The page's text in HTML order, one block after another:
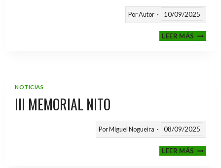
PorAutor 10/09/2025
LEER MÁS
NOTICIAS
III MEMORIAL NITO
PorMiguel Nogueira 08/09/2025
LEER MÁSIII